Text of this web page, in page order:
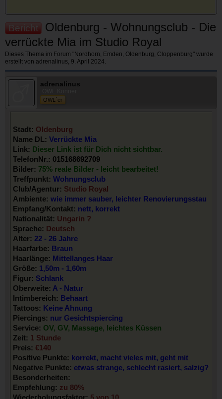
Bericht
Oldenburg - Wohnungsclub - Die
verrückte Mia im Studio Royal
Dieses Thema im Forum "Nordhorn, Emden, Oldenburg, Cloppenburg" wurde
erstellt von adrenalinus, 9. April 2024.
adrenalinus
OWL´er
Stadt: Oldenburg
Name DL: Verrückte Mia
Link: Dieser Link ist für Dich nicht sichtbar.
TelefonNr.: 015168692709
Bilder: 75% reale Bilder - leicht bearbeitet!
Treffpunkt: Wohnungsclub
Club/Agentur: Studio Royal
Ambiente: wie immer sauber, leichter Renovierungsstau
Empfang/Kontakt: nett, korrekt
Nationalität: Ungarin ?
Sprache: Deutsch
Alter: 22 - 26 Jahre
Haarfarbe: Braun
Haarlänge: Mittellanges Haar
Größe: 1,50m - 1,60m
Figur: Schlank
Oberweite: A - Natur
Intimbereich: Behaart
Tattoos: Keine Ahnung
Piercings: nur Gesichtspiercing
Service: OV, GV, Massage, leichtes Küssen
Zeit: 1 Stunde
Preis: €140
Positive Punkte: korrekt, macht vieles mit, geht mit
Negative Punkte: etwas strange, schlecht rasiert, salzig?
Besonderheiten:
Empfehlung: zu 80%